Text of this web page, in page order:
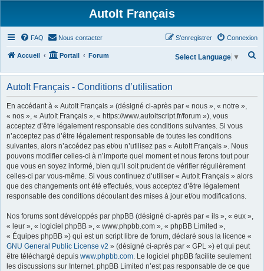
AutoIt Français
FAQ Nous contacter Connexion
S’enregistrer
Accueil Portail Forum
h
Select Language ▼
AutoIt Français - Conditions d’utilisation
En accédant à « AutoIt Français » (désigné ci-après par « nous », « notre »,
« nos », « AutoIt Français », « https://www.autoitscript.fr/forum »), vous
acceptez d’être légalement responsable des conditions suivantes. Si vous
n’acceptez pas d’être légalement responsable de toutes les conditions
suivantes, alors n’accédez pas et/ou n’utilisez pas « AutoIt Français ». Nous
pouvons modifier celles-ci à n’importe quel moment et nous ferons tout pour
que vous en soyez informé, bien qu’il soit prudent de vérifier régulièrement
celles-ci par vous-même. Si vous continuez d’utiliser « AutoIt Français » alors
que des changements ont été effectués, vous acceptez d’être légalement
responsable des conditions découlant des mises à jour et/ou modifications.
Nos forums sont développés par phpBB (désigné ci-après par « ils », « eux »,
« leur », « logiciel phpBB », « www.phpbb.com », « phpBB Limited »,
« Équipes phpBB ») qui est un script libre de forum, déclaré sous la licence «
GNU General Public License v2 » (désigné ci-après par « GPL ») et qui peut
être téléchargé depuis www.phpbb.com. Le logiciel phpBB facilite seulement
les discussions sur Internet. phpBB Limited n’est pas responsable de ce que